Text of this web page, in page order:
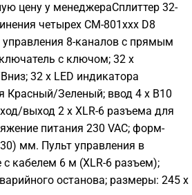
цену у менеджераСплиттер 32-
четырех СМ-801ххх D8
управления 8-каналов с прямым
с ключом; 32 х
32 х LED индикатора
Красный/Зеленый; ввод 4 х В10
выход 2 х XLR-6 разъема для
питания 230 VAC; форм-
мм. Пульт управления в
кабелем 6 м (XLR-6 разъем);
останова; размеры: 245 х